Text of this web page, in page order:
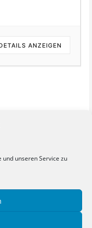
und unseren Service zu
ANZEIGEN